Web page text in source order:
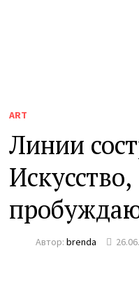
ART
Линии
Искусство,
Автор:brenda